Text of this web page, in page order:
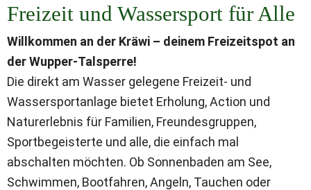
Freizeit und Wassersport für Alle
Willkommen an der Kräwi – deinem Freizeitspot an
der Wupper-Talsperre!
Die direkt am Wasser gelegene Freizeit- und
Wassersportanlage bietet Erholung, Action und
Naturerlebnis für Familien, Freundesgruppen,
Sportbegeisterte und alle, die einfach mal
abschalten möchten. Ob Sonnenbaden am See,
Schwimmen, Bootfahren, Angeln, Tauchen oder